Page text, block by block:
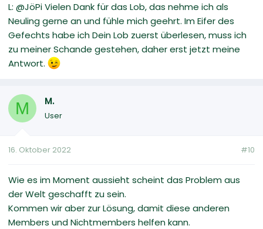
L: @JöPi Vielen Dank für das Lob, das nehme ich als
Neuling gerne an und fühle mich geehrt. Im Eifer des
Gefechts habe ich Dein Lob zuerst überlesen, muss ich
zu meiner Schande gestehen, daher erst jetzt meine
Antwort.
M M.
User
16. Oktober 2022 #10
Wie es im Moment aussieht scheint das Problem aus
der Welt geschafft zu sein.
Kommen wir aber zur Lösung, damit diese anderen
Members und Nichtmembers helfen kann.